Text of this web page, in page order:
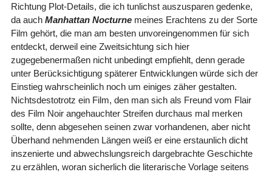
Richtung Plot-Details, die ich tunlichst auszusparen gedenke,
da auch Manhattan Nocturnemeines Erachtens zu der Sorte
Film gehört, die man am besten unvoreingenommen für sich
entdeckt, derweil eine Zweitsichtung sich hier
zugegebenermaßen nicht unbedingt empfiehlt, denn gerade
unter Berücksichtigung späterer Entwicklungen würde sich der
Einstieg wahrscheinlich noch um einiges zäher gestalten.
Nichtsdestotrotz ein Film, den man sich als Freund vom Flair
des Film Noir angehauchter Streifen durchaus mal merken
sollte, denn abgesehen seinen zwar vorhandenen, aber nicht
Überhand nehmenden Längen weiß er eine erstaunlich dicht
inszenierte und abwechslungsreich dargebrachte Geschichte
zu erzählen, woran sicherlich die literarische Vorlage seitens